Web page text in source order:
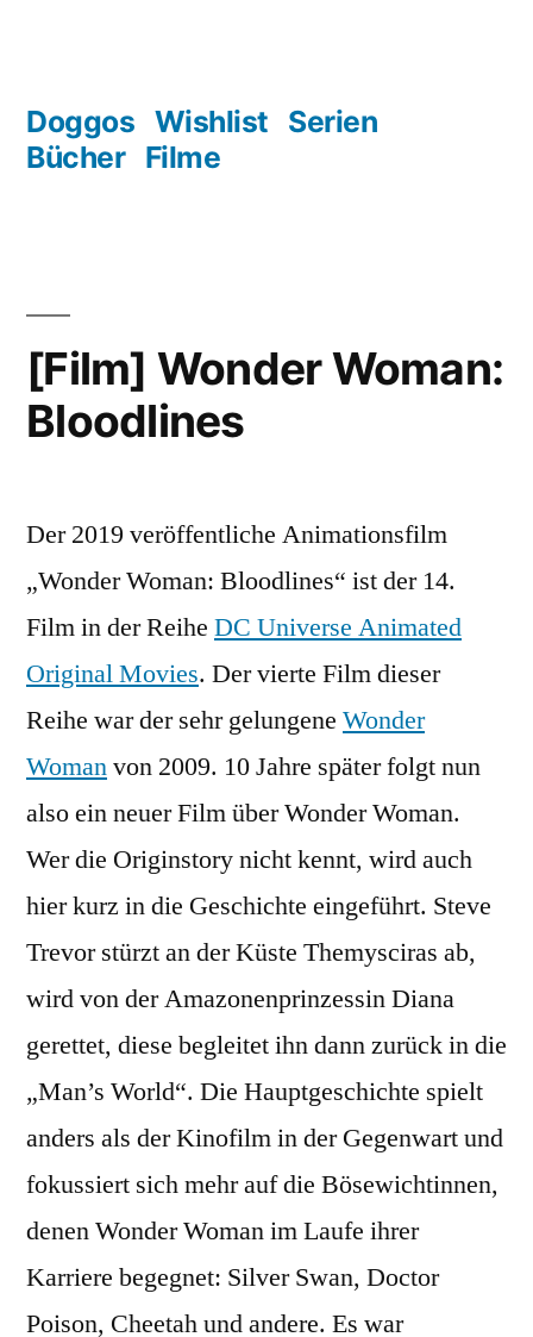
springen
Doggos Wishlist Serien
Bücher Filme
[Film] Wonder Woman:
Bloodlines
Der 2019 veröffentliche Animationsfilm
„Wonder Woman: Bloodlines“ ist der 14.
Film in der Reihe DC Universe Animated
Original Movies. Der vierte Film dieser
Reihe war der sehr gelungene Wonder
Womanvon 2009. 10 Jahre später folgt nun
also ein neuer Film über Wonder Woman.
Wer die Originstory nicht kennt, wird auch
hier kurz in die Geschichte eingeführt. Steve
Trevor stürzt an der Küste Themysciras ab,
wird von der Amazonenprinzessin Diana
gerettet, diese begleitet ihn dann zurück in die
„Man’s World“. Die Hauptgeschichte spielt
anders als der Kinofilm in der Gegenwart und
fokussiert sich mehr auf die Bösewichtinnen,
denen Wonder Woman im Laufe ihrer
Karriere begegnet: Silver Swan, Doctor
Poison, Cheetah und andere. Es war